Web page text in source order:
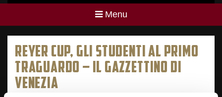
Menu
REYER CUP, GLI STUDENTI AL PRIMO
TRAGUARDO – IL GAZZETTINO DI
VENEZIA